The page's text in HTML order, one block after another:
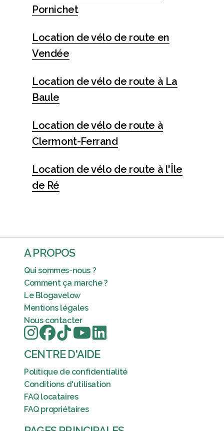
Pornichet
Location de vélo de route en
Vendée
Location de vélo de route à La
Baule
Location de vélo de route à
Clermont-Ferrand
Location de vélo de route à l'Île
de Ré
A PROPOS
Qui sommes-nous ?
Comment ça marche ?
Le Blogavelow
Mentions légales
Nous contacter
CENTRE D'AIDE
Politique de confidentialité
Conditions d'utilisation
FAQ locataires
FAQ propriétaires